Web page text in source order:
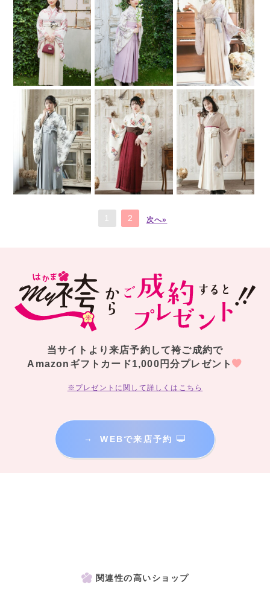
2 次へ»
当サイトより来店予約して袴ご成約で
Amazonギフトカード1,000円分プレゼント
※プレゼントに関して詳しくはこちら
→ WEBで来店予約
関連性の高いショップ